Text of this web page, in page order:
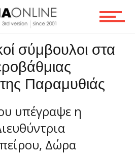
σύμβουλοι στα
Παραμυθιάς
υπέγραψε η
Δώρα